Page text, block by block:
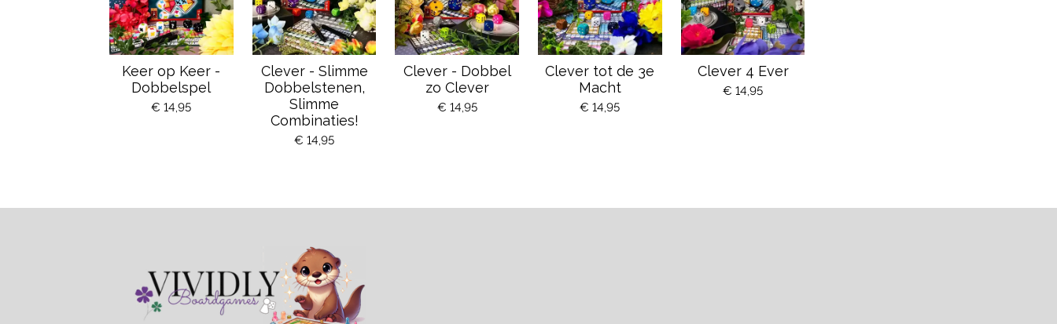
Keer op Keer -
Dobbelspel
€ 14,95
Clever - Slimme
Dobbelstenen,
Slimme
Combinaties!
€ 14,95
Clever - Dobbel
zo Clever
€ 14,95
Clever tot de 3e
Macht
€ 14,95
Clever 4 Ever
€ 14,95